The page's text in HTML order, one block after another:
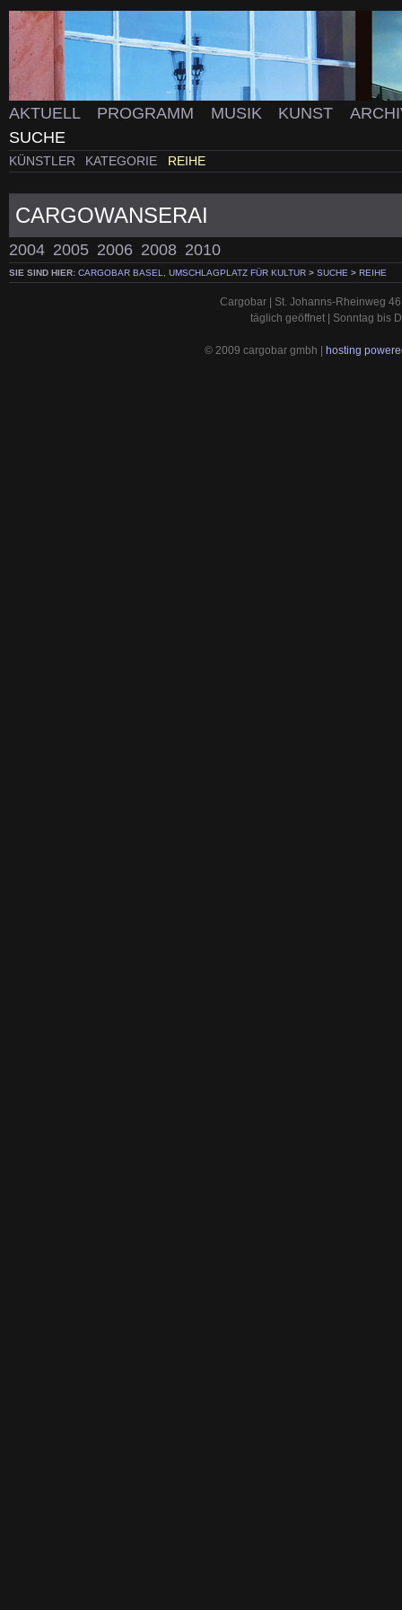
AKTUELL PROGRAMM MUSIK KUNST
SUCHE
KÜNSTLER KATEGORIE REIHE
CARGOWANSERAI
2004 2005 2006 2008 2010
SIE SIND HIER: CARGOBAR BASEL, UMSCHLAGPLATZ FÜR KULTUR > SUCHE > REIHE
Cargobar | St. Johanns-Rheinweg
täglich geöffnet | Sonntag bis
© 2009 cargobar gmbh | hosting